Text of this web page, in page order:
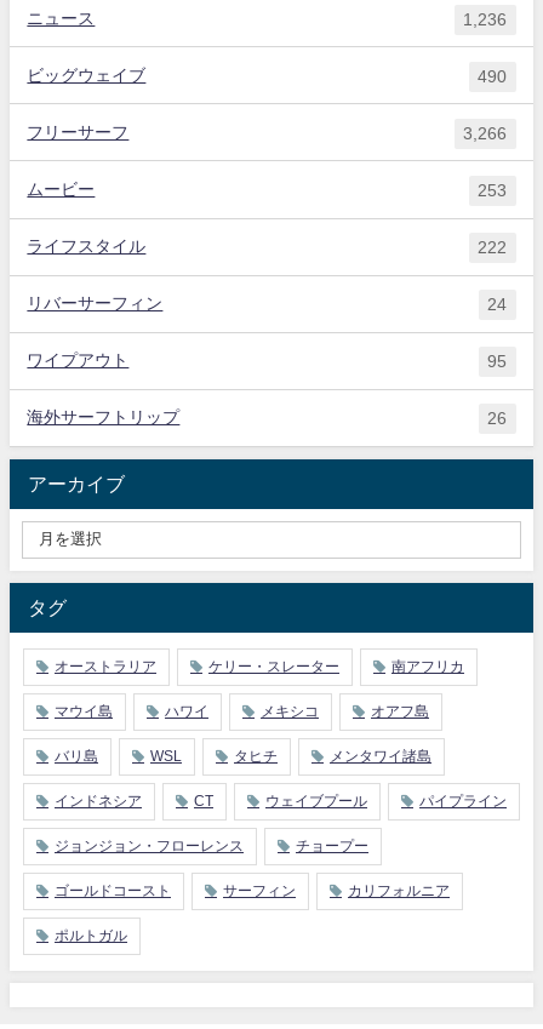
ニュース 1,236
ビッグウェイブ 490
フリーサーフ 3,266
ムービー 253
ライフスタイル 222
リバーサーフィン 24
ワイプアウト 95
海外サーフトリップ 26
アーカイブ
タグ
オーストラリア ケリー・スレーター 南アフリカ
マウイ島 ハワイ メキシコ オアフ島
バリ島 WSL タヒチ メンタワイ諸島
インドネシア CT ウェイブプール パイプライン
ジョンジョン・フローレンス チョープー
ゴールドコースト サーフィン カリフォルニア
ポルトガル